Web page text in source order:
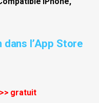
l’App Store
gratuit